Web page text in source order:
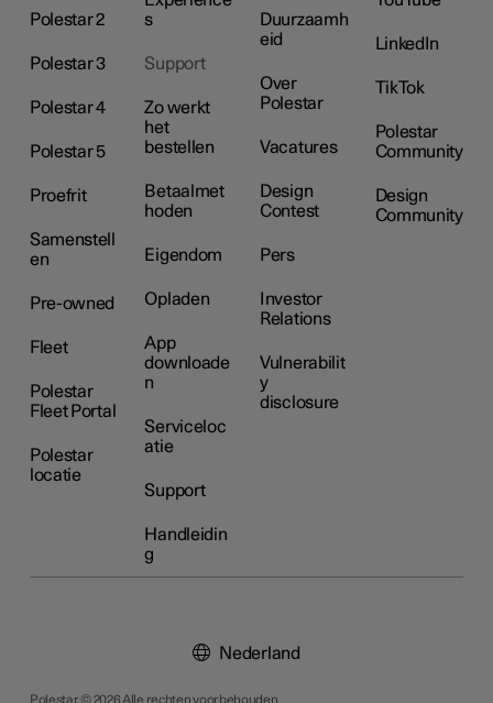
Polestar 2
Polestar 3
Polestar 4
Polestar 5
Proefrit
Samenstell
en
Pre-owned
Fleet
Polestar
Fleet Portal
Polestar
locatie
s
Support
Zo werkt
het
bestellen
Betaalmet
hoden
Eigendom
Opladen
App
downloade
n
Serviceloc
atie
Support
Handleidin
g
Duurzaamh
eid
Over
Polestar
Vacatures
Design
Contest
Pers
Investor
Relations
Vulnerabilit
y
disclosure
LinkedIn
TikTok
Polestar
Community
Design
Community
Polestar © 2026 Alle rechten voorbehouden
Nederland